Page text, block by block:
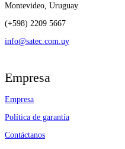
Montevideo, Uruguay
(+598) 2209 5667
info@satec.com.uy
Empresa
Empresa
Política de garantía
Contáctanos